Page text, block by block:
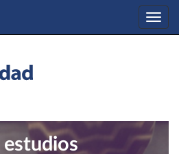
estudios